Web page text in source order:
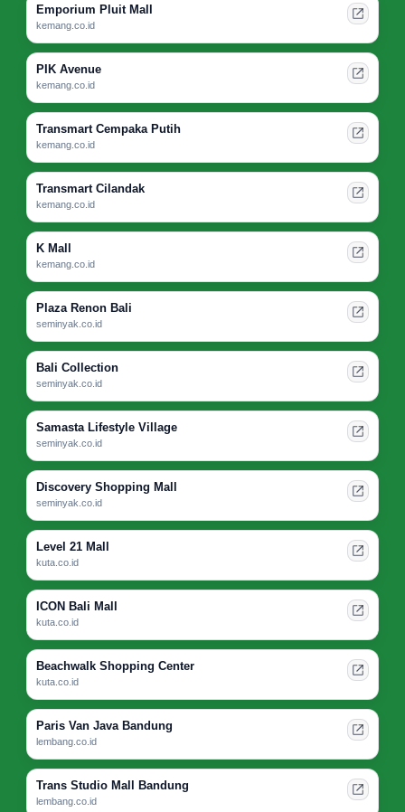
Emporium Pluit Mall
kemang.co.id
PIK Avenue
kemang.co.id
Transmart Cempaka Putih
kemang.co.id
Transmart Cilandak
kemang.co.id
K Mall
kemang.co.id
Plaza Renon Bali
seminyak.co.id
Bali Collection
seminyak.co.id
Samasta Lifestyle Village
seminyak.co.id
Discovery Shopping Mall
seminyak.co.id
Level 21 Mall
kuta.co.id
ICON Bali Mall
kuta.co.id
Beachwalk Shopping Center
kuta.co.id
Paris Van Java Bandung
lembang.co.id
Trans Studio Mall Bandung
lembang.co.id